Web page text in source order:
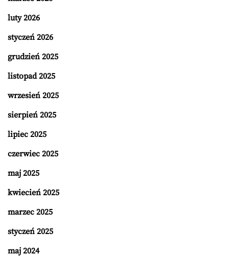
luty 2026
styczeń 2026
grudzień 2025
listopad 2025
wrzesień 2025
sierpień 2025
lipiec 2025
czerwiec 2025
maj 2025
kwiecień 2025
marzec 2025
styczeń 2025
maj 2024